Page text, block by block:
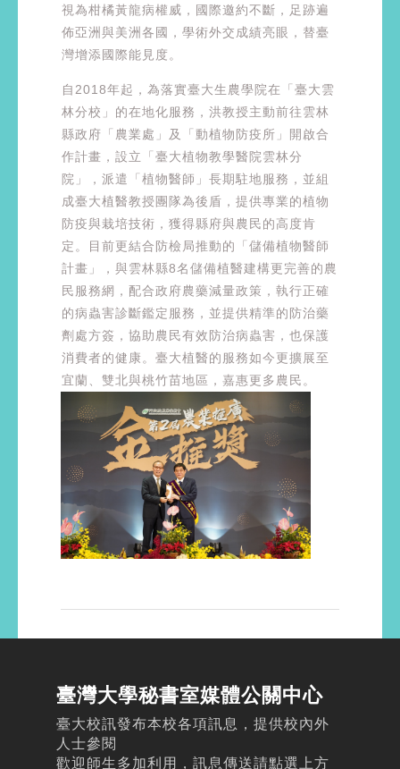
視為柑橘黃龍病權威，國際邀約不斷，足跡遍
佈亞洲與美洲各國，學術外交成績亮眼，替臺
灣增添國際能見度。
自2018年起，為落實臺大生農學院在「臺大雲
林分校」的在地化服務，洪教授主動前往雲林
縣政府「農業處」及「動植物防疫所」開啟合
作計畫，設立「臺大植物教學醫院雲林分
院」，派遣「植物醫師」長期駐地服務，並組
成臺大植醫教授團隊為後盾，提供專業的植物
防疫與栽培技術，獲得縣府與農民的高度肯
定。目前更結合防檢局推動的「儲備植物醫師
計畫」，與雲林縣8名儲備植醫建構更完善的農
民服務網，配合政府農藥減量政策，執行正確
的病蟲害診斷鑑定服務，並提供精準的防治藥
劑處方簽，協助農民有效防治病蟲害，也保護
消費者的健康。臺大植醫的服務如今更擴展至
宜蘭、雙北與桃竹苗地區，嘉惠更多農民。
臺灣大學秘書室媒體公關中心
臺大校訊發布本校各項訊息，提供校內外
人士參閱
歡迎師生多加利用，訊息傳送請點選上方